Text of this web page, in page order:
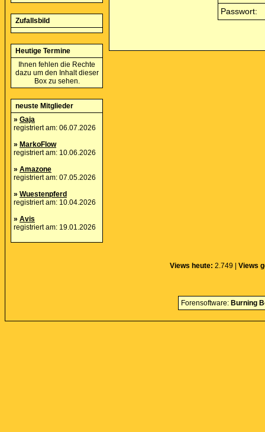
Zufallsbild
Heutige Termine
Ihnen fehlen die Rechte
dazu um den Inhalt dieser
Box zu sehen.
neuste Mitglieder
» Gaja
registriert am: 06.07.2026
» MarkoFlow
registriert am: 10.06.2026
» Amazone
registriert am: 07.05.2026
» Wuestenpferd
registriert am: 10.04.2026
» Avis
registriert am: 19.01.2026
Passwort:
Views heute: 2.749 | Views
Forensoftware: Burning